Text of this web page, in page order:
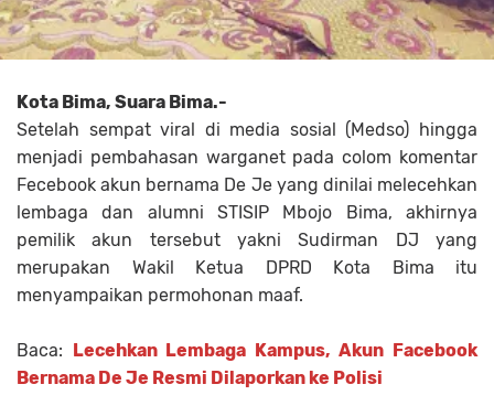
Kota Bima, Suara Bima.-
Setelah sempat viral di media sosial (Medso) hingga
menjadi pembahasan warganet pada colom komentar
Fecebook akun bernama De Je yang dinilai melecehkan
lembaga dan alumni STISIP Mbojo Bima, akhirnya
pemilik akun tersebut yakni Sudirman DJ yang
merupakan Wakil Ketua DPRD Kota Bima itu
menyampaikan permohonan maaf.
Baca: Lecehkan Lembaga Kampus, Akun Facebook
Bernama De Je Resmi Dilaporkan ke Polisi